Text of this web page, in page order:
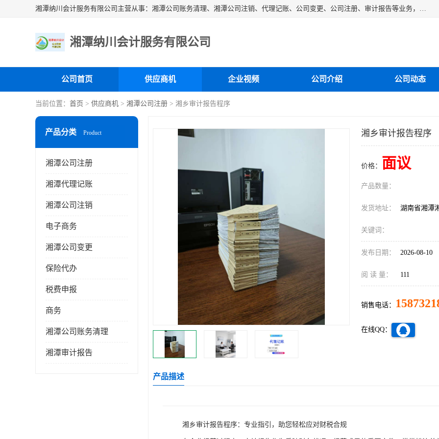
湘潭纳川会计服务有限公司主营从事：湘潭公司账务清理、湘潭公司注销、代理记账、公司变更、公司注册、审计报告等业务，公司设立有专门的代理注册部门，现有工商代办专员，部门经理从事工商代办多年，对各地区公司注册、公司变更、进出口业务等流程以及各行业公司注册、变更所需注意的细节都非常熟悉。
湘潭纳川会计服务有限公司
公司首页 供应商机 企业视频 公司介绍 公司动态
当前位置： 首页 > 供应商机 > 湘潭公司注册 > 湘乡审计报告程序
产品分类 Product
湘潭公司注册
湘潭代理记账
湘潭公司注销
电子商务
湘潭公司变更
保险代办
税费申报
商务
湘潭公司账务清理
湘潭审计报告
湘乡审计报告程序
价格： 面议
产品数量：
发货地址： 湖南省湘潭
关键词：
发布日期： 2026-08-10
阅 读 量： 111
销售电话：
在线QQ：
产品描述
湘乡审计报告程序：专业指引，助您轻松应对财税合规